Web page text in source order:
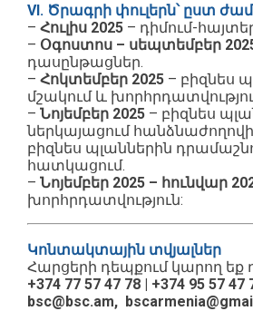
VI. Ծրագրի փուլերն՝ ըստ
– Հուլիս 2025 – դիմում-
– Օգոստոս – սեպտեմբեր
դասընթացներ.
– Հոկտեմբեր 2025 – բիզնես
մշակում և
– Նոյեմբեր 2025 – բիզնես
ներկայացում
բիզնես պլաններին
հատկացում.
– Նոյեմբեր 2025 – հունվար
խորհրդատվություն:
Կոնտակտային տվյալներ
Հարցերի դեպքում կարող եք
+374 77 57 47 78 | +374 95 57 47
bsc@bsc.am,